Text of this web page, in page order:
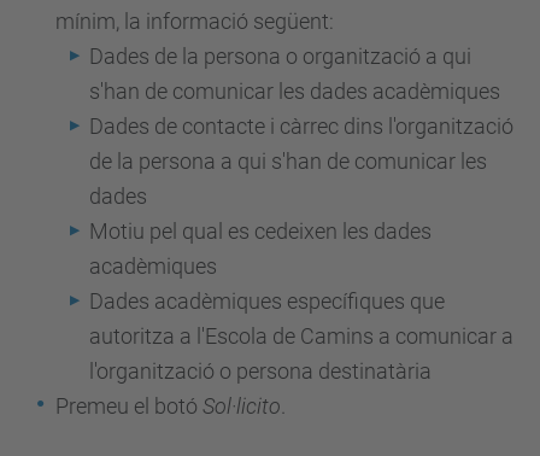
mínim, la informació següent:
Dades de la persona o organització a qui
s'han de comunicar les dades acadèmiques
Dades de contacte i càrrec dins l'organització
de la persona a qui s'han de comunicar les
dades
Motiu pel qual es cedeixen les dades
acadèmiques
Dades acadèmiques específiques que
autoritza a l'Escola de Camins a comunicar a
l'organització o persona destinatària
Premeu el botó Sol·licito